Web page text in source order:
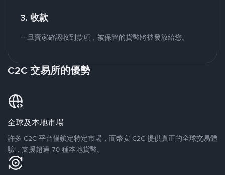
3. 收款
一旦賣家確認收到款項，被保管的貨幣將被發放給您。
C2C 交易所的優勢
全球及本地市場
許多 C2C 平台僅鎖定特定市場，而幣安 C2C 提供真正的全球交易體
驗，支援超過 70 種本地貨幣。